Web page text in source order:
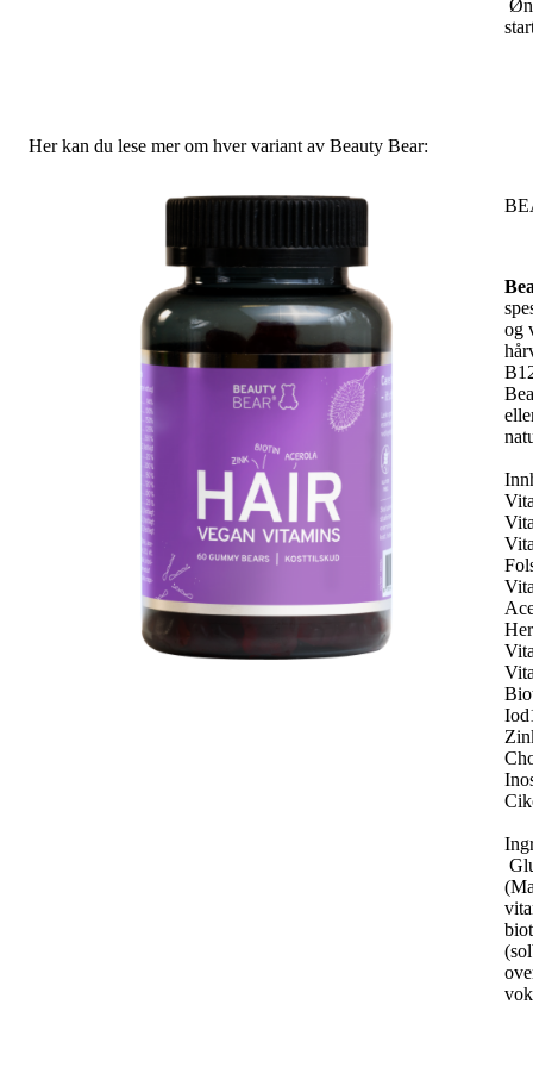
Her kan du lese mer om hver variant av Beauty Bear:
og